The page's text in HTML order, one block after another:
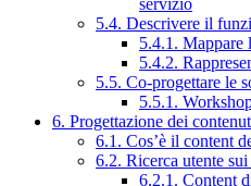
5.4. Descrivere il
5.4.1. Mappare
5.4.2.
5.5. Co-progettare le
5.5.1.
6. Progettazione dei
6.1. Cos’è il content
6.2. Ricerca utente
6.2.1. Content